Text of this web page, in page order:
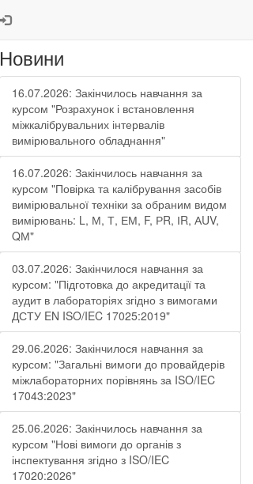
Новини
16.07.2026: Закінчилось навчання за
курсом "Розрахунок і встановлення
міжкалібрувальних інтервалів
вимірювального обладнання"
16.07.2026: Закінчилось навчання за
курсом "Повірка та калібрування засобів
вимірювальної техніки за обраним видом
вимірювань: L, М, Т, ЕМ, F, РR, ІR, АUV,
QМ"
03.07.2026: Закінчилося навчання за
курсом: "Підготовка до акредитації та
аудит в лабораторіях згідно з вимогами
ДСТУ EN ISO/IEC 17025:2019"
29.06.2026: Закінчилося навчання за
курсом: "Загальні вимоги до провайдерів
міжлабораторних порівнянь за ISO/IEC
17043:2023"
25.06.2026: Закінчилось навчання за
курсом "Нові вимоги до органів з
інспектування згідно з ISO/IEC
17020:2026"